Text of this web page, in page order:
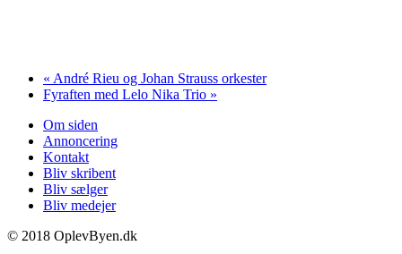
« André Rieu og Johan Strauss orkester
Fyraften med Lelo Nika Trio »
Om siden
Annoncering
Kontakt
Bliv skribent
Bliv sælger
Bliv medejer
© 2018 OplevByen.dk